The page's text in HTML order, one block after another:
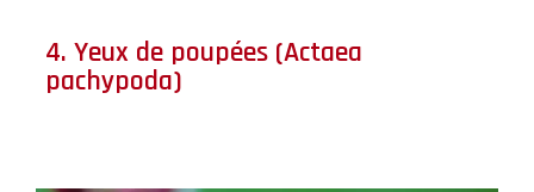
4. Yeux de poupées (Actaea
pachypoda)